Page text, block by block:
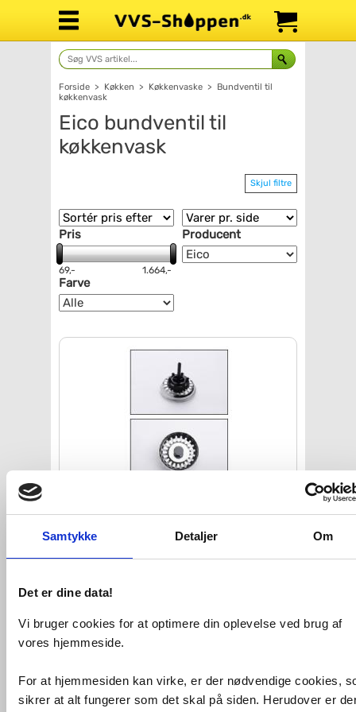
Samtykke Detaljer Om
Det er dine data!
Vi bruger cookies for at optimere din oplevelse ved brug af
vores hjemmeside.
For at hjemmesiden kan virke, er der nødvendige cookies,
sikrer at alt fungerer som det skal på siden. Herudover er
Forside > Køkken > Køkkenvaske >
Bundventil til
køkkenvask
Eico bundventil til
køkkenvask
Skjul filtre
Pris
69,- 1.664,-
Producent
Farve
VVS nr. 1677
Levering 1-2 dage
Fragt 65,-
Kan du ikke finde VVS artiklen - søg i
feltet herunder.